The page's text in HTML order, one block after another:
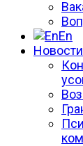
En
Новости